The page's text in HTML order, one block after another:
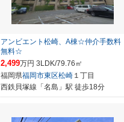
アンビエント松崎、A棟☆仲介手数料
無料☆
2,499万円 3LDK/79.76㎡
福岡県福岡市東区松崎 １丁目
西鉄貝塚線「名島」駅 徒歩18分